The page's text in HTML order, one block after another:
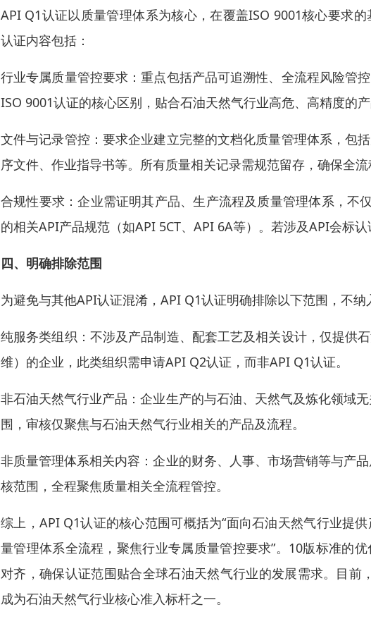
API Q1认证以质量管理体系为核心，在覆盖ISO 9001核心要求
认证内容包括：
行业专属质量管控要求：重点包括产品可追溯性、全流程风险管
ISO 9001认证的核心区别，贴合石油天然气行业高危、高精度的产
文件与记录管控：要求企业建立完整的文档化质量管理体系，包
序文件、作业指导书等。所有质量相关记录需规范留存，确保全流
合规性要求：企业需证明其产品、生产流程及质量管理体系，不
的相关API产品规范（如API 5CT、API 6A等）。若涉及API会标认
四、明确排除范围
为避免与其他API认证混淆，API Q1认证明确排除以下范围，不纳
纯服务类组织：不涉及产品制造、配套工艺及相关设计，仅提供
维）的企业，此类组织需申请API Q2认证，而非API Q1认证。
非石油天然气行业产品：企业生产的与石油、天然气及炼化领域
围，审核仅聚焦与石油天然气行业相关的产品及流程。
非质量管理体系相关内容：企业的财务、人事、市场营销等与产
核范围，全程聚焦质量相关全流程管控。
综上，API Q1认证的核心范围可概括为“面向石油天然气行业提
量管理体系全流程，聚焦行业专属质量管控要求”。10版标准的
对齐，确保认证范围贴合全球石油天然气行业的发展需求。目
成为石油天然气行业核心准入标杆之一。